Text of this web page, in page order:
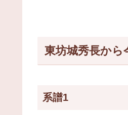
東坊城秀長から
系譜1